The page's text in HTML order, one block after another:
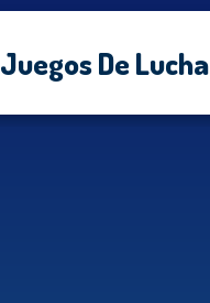
Juegos De Lucha